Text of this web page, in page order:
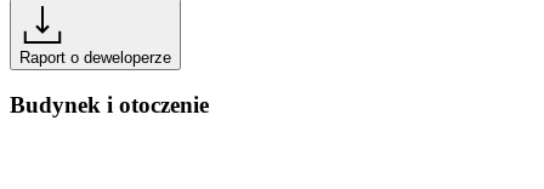
Raport o deweloperze
Budynek i otoczenie